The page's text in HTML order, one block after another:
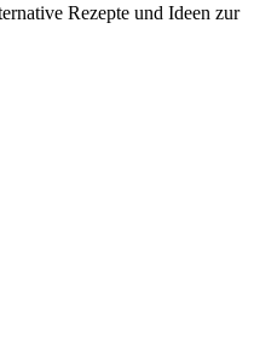
Rezepte und Ideen zur